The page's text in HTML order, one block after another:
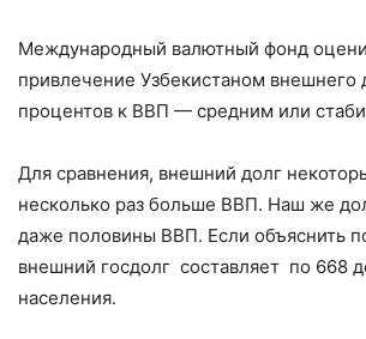
Международный валютный фонд
привлечение Узбекистаном внешнего
процентов к ВВП — средним или
Для сравнения, внешний долг
несколько раз больше ВВП. Наш же
даже половины ВВП. Если объяснить
внешний госдолг составляет по 668
населения.